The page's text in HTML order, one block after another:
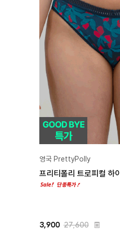
영국 PrettyPolly
프리티폴리 트로피컬 하
3,900 27,600